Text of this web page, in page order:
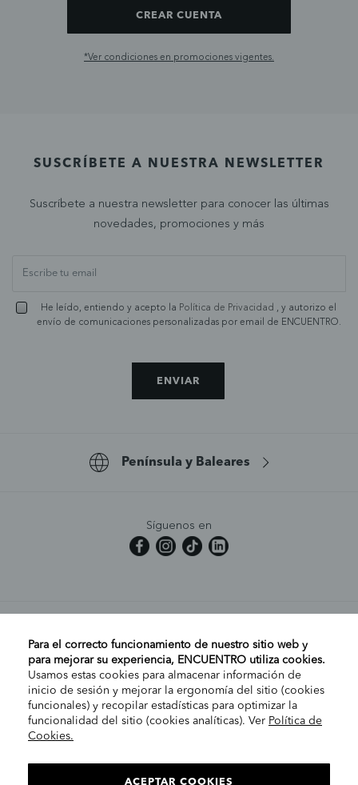
CREAR CUENTA
*Ver condiciones en promociones vigentes.
SUSCRÍBETE A NUESTRA NEWSLETTER
Suscríbete a nuestra newsletter para conocer las últimas
novedades, promociones y más
He leído, entiendo y acepto la Política de Privacidad , y autorizo el
envío de comunicaciones personalizadas por email de ENCUENTRO.
ENVIAR
Península y Baleares
Síguenos en
MI CUENTA
AYUDA
EMPRESA
Para el correcto funcionamiento de nuestro sitio web y
para mejorar su experiencia, ENCUENTRO utiliza cookies.
Usamos estas cookies para almacenar información de
inicio de sesión y mejorar la ergonomía del sitio (cookies
funcionales) y recopilar estadísticas para optimizar la
funcionalidad del sitio (cookies analíticas). Ver Política de
Cookies.
ACEPTAR COOKIES